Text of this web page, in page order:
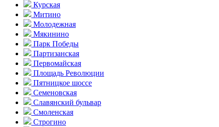
Курская
Митино
Молодежная
Мякинино
Парк Победы
Партизанская
Первомайская
Площадь Революции
Пятницкое шоссе
Семеновская
Славянский бульвар
Смоленская
Строгино